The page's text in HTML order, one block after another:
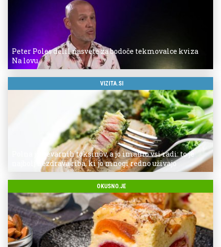
Peter Poles delil nasvete za bodoče tekmovalce kviza
Na lovu
VIZITA.SI
Polna je nevarnih toksinov, a jo imamo vsi radi: to je
najbolj nezdrava riba, ki jo mnogi redno uživajo
OKUSNO.JE